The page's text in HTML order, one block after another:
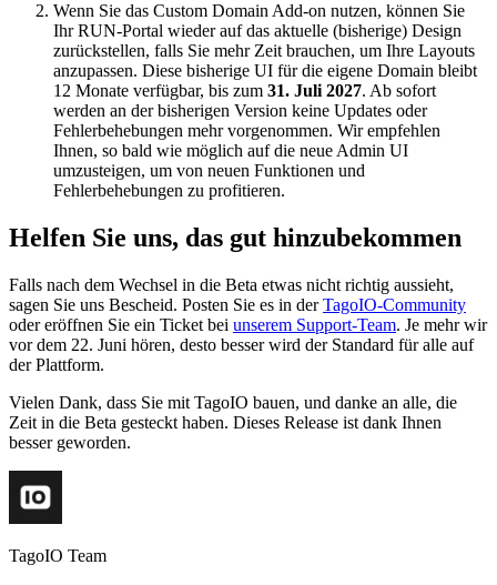
Wenn Sie das Custom Domain Add-on nutzen, können Sie
Ihr RUN-Portal wieder auf das aktuelle (bisherige) Design
zurückstellen, falls Sie mehr Zeit brauchen, um Ihre Layouts
anzupassen. Diese bisherige UI für die eigene Domain bleibt
12 Monate verfügbar, bis zum 31. Juli 2027. Ab sofort
werden an der bisherigen Version keine Updates oder
Fehlerbehebungen mehr vorgenommen. Wir empfehlen
Ihnen, so bald wie möglich auf die neue Admin UI
umzusteigen, um von neuen Funktionen und
Fehlerbehebungen zu profitieren.
Helfen Sie uns, das gut hinzubekommen
Falls nach dem Wechsel in die Beta etwas nicht richtig aussieht,
sagen Sie uns Bescheid. Posten Sie es in derTagoIO-Community
oder eröffnen Sie ein Ticket bei unserem Support-Team. Je mehr wir
vor dem 22. Juni hören, desto besser wird der Standard für alle auf
der Plattform.
Vielen Dank, dass Sie mit TagoIO bauen, und danke an alle, die
Zeit in die Beta gesteckt haben. Dieses Release ist dank Ihnen
besser geworden.
TagoIO Team